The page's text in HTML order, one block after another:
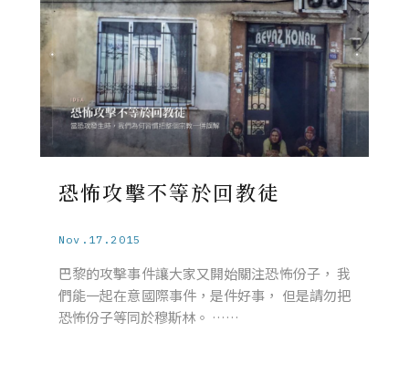
恐怖攻擊不等於回教徒
Nov.17.2015
巴黎的攻擊事件讓大家又開始關注恐怖份子， 我
們能一起在意國際事件，是件好事， 但是請勿把
恐怖份子等同於穆斯林。 ……